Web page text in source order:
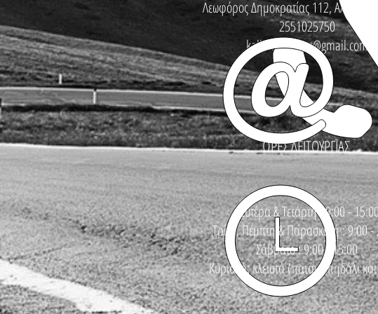
Λεωφόρος Δημοκρατίας 112,
2551025750
kallinikosbikes@gmail.com
ΩΡΕΣ ΛΕΙΤΟΥΡΓΙΑΣ
Δευτέρα & Τετάρτη : 9:00 -
Τρίτη, Πέμπτη & Παρασκευή : 9:00 -
Σάββατο : 9:00 - 15:00
Κυριακή: κλειστά (πατάμε πηδάλι και